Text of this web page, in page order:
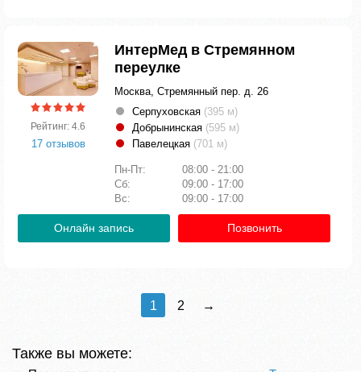
Рейтинг: 4.6
17 отзывов
ИнтерМед в Стремянном
переулке
Москва, Стремянный пер. д. 26
Серпуховская (395 м)
Добрынинская (595 м)
Павелецкая (701 м)
Пн-Пт:
08:00 - 21:00
Сб:
09:00 - 17:00
Вс:
09:00 - 17:00
Онлайн запись Позвонить
1 2 →
Также вы можете: